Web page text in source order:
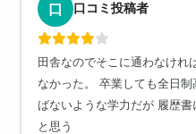
口 口コミ投稿者
田舎なのでそこに通わなけれ
なかった。 卒業しても全日
ばないような学力だが 履歴
と思う